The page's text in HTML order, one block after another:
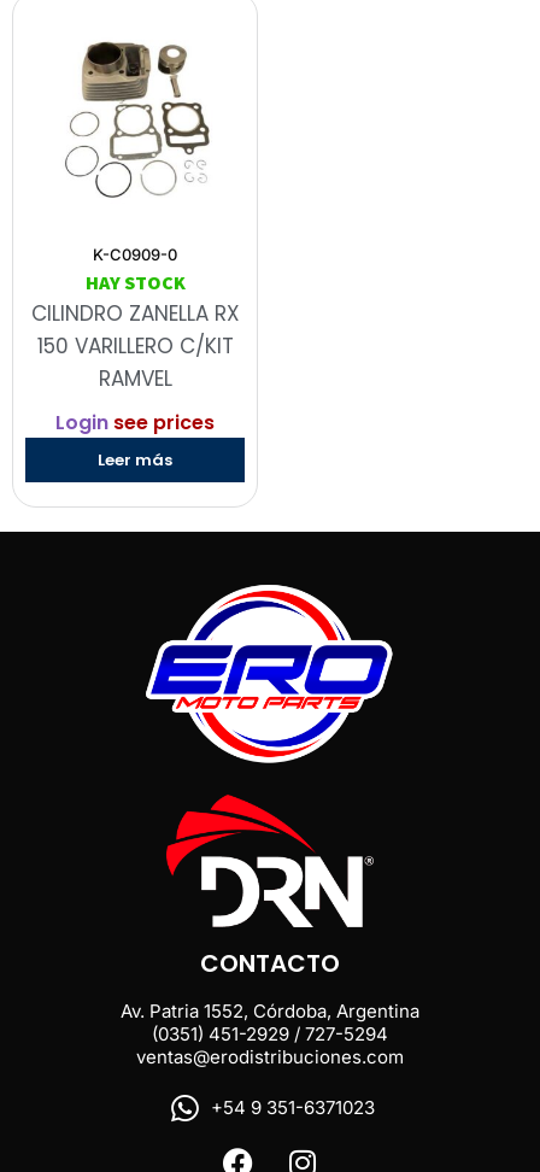
K-C0909-0
HAY STOCK
CILINDRO ZANELLA RX
150 VARILLERO C/KIT
RAMVEL
Login see prices
Leer más
CONTACTO
Av. Patria 1552, Córdoba, Argentina
(0351) 451-2929 / 727-5294
ventas@erodistribuciones.com
+54 9 351-6371023